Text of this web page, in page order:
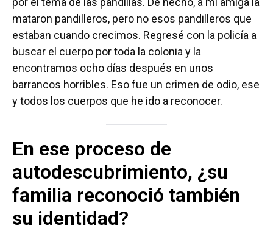
mataron pandilleros, pero no esos pandilleros que
estaban cuando crecimos. Regresé con la policía a
buscar el cuerpo por toda la colonia y la
encontramos ocho días después en unos
barrancos horribles. Eso fue un crimen de odio, ese
y todos los cuerpos que he ido a reconocer.
En ese proceso de
autodescubrimiento, ¿su
familia reconoció también
su identidad?